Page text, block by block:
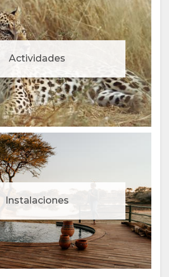
Actividades
Instalaciones